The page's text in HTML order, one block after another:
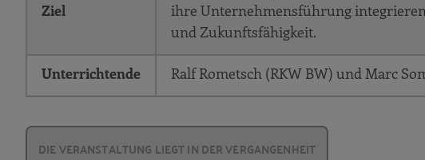
Ziel
ihre Unternehmensführung
und Zukunftsfähigkeit.
Unterrichtende Ralf Rometsch (RKW BW) und Marc
DIE VERANSTALTUNG LIEGT IN DER VERGANGENHEIT